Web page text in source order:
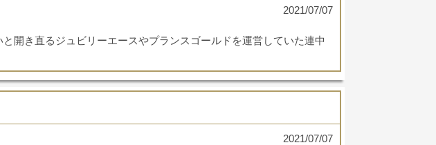
2021/07/07
開き直るジュビリーエースやプランスゴールドを運営していた連中
2021/07/07